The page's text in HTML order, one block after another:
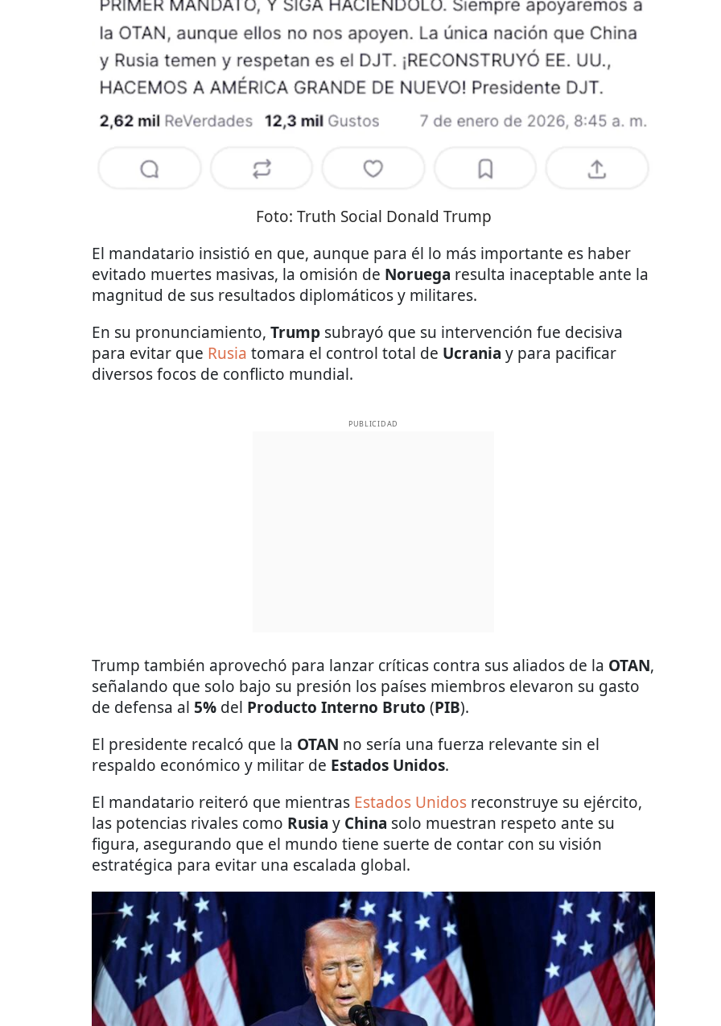
Foto: Truth Social Donald Trump
El mandatario insistió en que, aunque para él lo más importante es haber
evitado muertes masivas, la omisión de Noruega resulta inaceptable ante la
magnitud de sus resultados diplomáticos y militares.
En su pronunciamiento, Trump subrayó que su intervención fue decisiva
para evitar que Rusia tomara el control total de Ucrania y para pacificar
diversos focos de conflicto mundial.
PUBLICIDAD
Trump también aprovechó para lanzar críticas contra sus aliados de la OTAN,
señalando que solo bajo su presión los países miembros elevaron su gasto
de defensa al 5% del Producto Interno Bruto (PIB).
El presidente recalcó que la OTAN no sería una fuerza relevante sin el
respaldo económico y militar de Estados Unidos.
El mandatario reiteró que mientras Estados Unidos reconstruye su ejército,
las potencias rivales como Rusia y China solo muestran respeto ante su
figura, asegurando que el mundo tiene suerte de contar con su visión
estratégica para evitar una escalada global.